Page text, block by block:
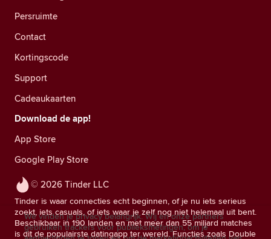
© 2026 Tinder LLC
Tinder is waar connecties echt beginnen, of je nu iets serieus
zoekt, iets casuals, of iets waar je zelf nog niet helemaal uit bent.
Beschikbaar in 190 landen en met meer dan 55 miljard matches
is dit de populairste datingapp ter wereld. Functies zoals Double
Persruimte
Contact
Kortingscode
Support
Cadeaukaarten
Download de app!
App Store
Google Play Store
We vinden je privacy belangrijk. Wij en onze partners
gebruiken trackers voor publieksmetingen, om je